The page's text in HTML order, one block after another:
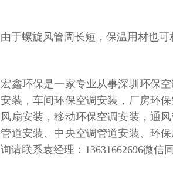
由于螺旋风管周长短，保温用材也可
宏鑫环保是一家专业从事深圳环保
安装，车间环保空调安装，厂房环
风扇安装，移动环保空调安装，通
管道安装、中央空调管道安装、环
询请联系袁经理： 13631662696微信